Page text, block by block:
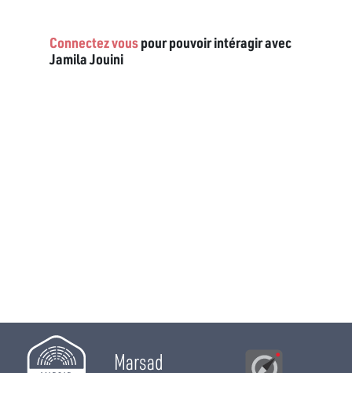
Connectez vouspour pouvoir intéragir avec
Jamila Jouini
Marsad